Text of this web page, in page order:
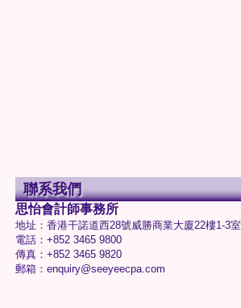
聯系我們
思怡會計師事務所
地址：香港干諾道西28號威勝商業大廈22樓1-3室
電話：+852 3465 9800
傳真：+852 3465 9820
郵箱：enquiry@seeyeecpa.com